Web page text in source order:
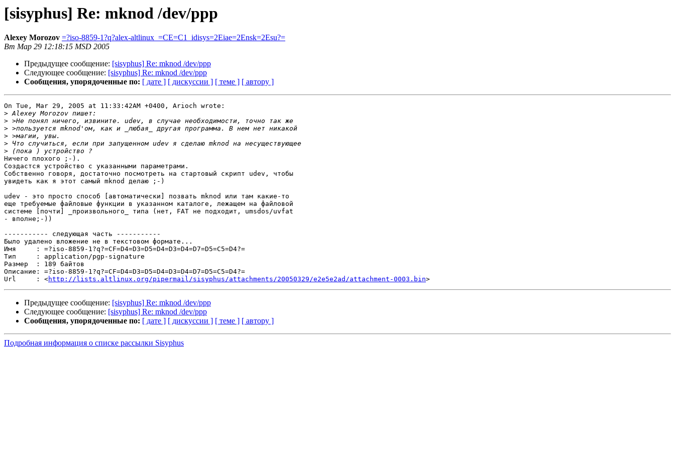
[sisyphus] Re: mknod /dev/ppp
Alexey Morozov =?iso-8859-1?q?alex-altlinux_=CE=C1_idisys=2Eiae=2Ensk=2Esu?=
Вт Мар 29 12:18:15 MSD 2005
Предыдущее сообщение: [sisyphus] Re: mknod /dev/ppp
Следующее сообщение: [sisyphus] Re: mknod /dev/ppp
Сообщения, упорядоченные по: [ дате ] [ дискуссии ] [ теме ] [ автору ]
On Tue, Mar 29, 2005 at 11:33:42AM +0400, Arioch wrote:
>
>
>
>
>
>
Ничего плохого ;-).
Создастся устройство с указанными параметрами.
Собственно говоря, достаточно посмотреть на стартовый скрипт udev, чтобы
увидеть как я этот самый mknod делаю ;-)
udev - это просто способ [автоматически] позвать mknod или там какие-то
еще требуемые файловые функции в указанном каталоге, лежащем на файловой
системе [почти] _произвольного_ типа (нет, FAT не подходит, umsdos/uvfat
- вполне;-))
----------- следующая часть -----------
Было удалено вложение не в текстовом формате...
Имя     : =?iso-8859-1?q?=CF=D4=D3=D5=D4=D3=D4=D7=D5=C5=D4?=
Тип     : application/pgp-signature
Размер  : 189 байтов
Описание: =?iso-8859-1?q?=CF=D4=D3=D5=D4=D3=D4=D7=D5=C5=D4?=
Url     : <http://lists.altlinux.org/pipermail/sisyphus/attachments/20050329/e2e5e2ad/attachment-0003.bin
Предыдущее сообщение: [sisyphus] Re: mknod /dev/ppp
Следующее сообщение: [sisyphus] Re: mknod /dev/ppp
Сообщения, упорядоченные по: [ дате ] [ дискуссии ] [ теме ] [ автору ]
Подробная информация о списке рассылки Sisyphus